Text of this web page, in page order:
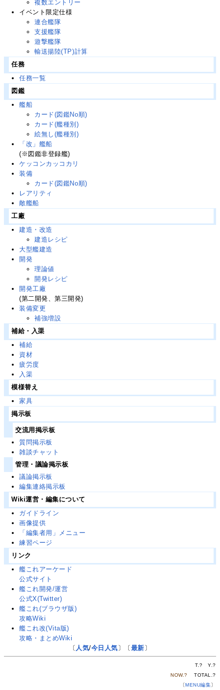
複数エントリー
イベント限定仕様
連合艦隊
支援艦隊
遊撃艦隊
輸送揚陸(TP)計算
任務
任務一覧
図鑑
艦船
カード(図鑑No順)
カード(艦種別)
絵無し(艦種別)
「改」艦船
(※図鑑非登録艦)
ケッコンカッコカリ
装備
カード(図鑑No順)
レアリティ
敵艦船
工廠
建造・改造
建造レシピ
大型艦建造
開発
理論値
開発レシピ
開発工廠
(第二開発、第三開発)
装備変更
補強増設
補給・入渠
補給
資材
疲労度
入渠
模様替え
家具
掲示板
交流用掲示板
質問掲示板
雑談チャット
管理・議論掲示板
議論掲示板
編集連絡掲示板
Wiki運営・編集について
ガイドライン
画像提供
「編集者用」メニュー
練習ページ
リンク
艦これアーケード
公式サイト
艦これ開発/運営
公式X(Twitter)
艦これ(ブラウザ版)
攻略Wiki
艦これ改(Vita版)
攻略・まとめWiki
〔 人気/今日人気〕〔最新〕
T.? Y.?
NOW.? TOTAL.?
〔MENU編集〕